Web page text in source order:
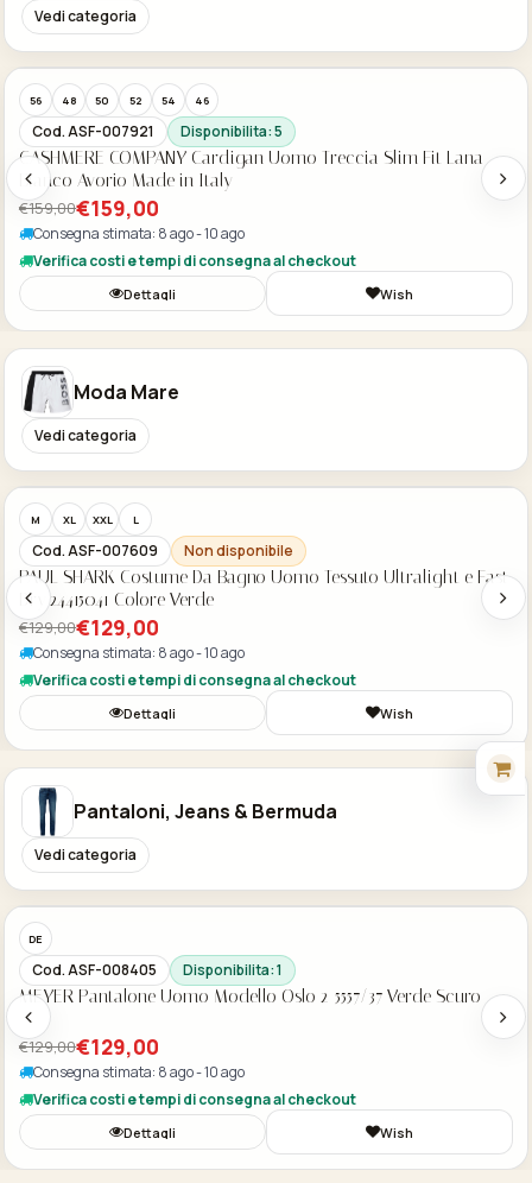
Vedi categoria
56 48 50 52 54 46
Cod. ASF-007921 Disponibilita: 5
CASHMERE COMPANY Cardigan Uomo Treccia Slim Fit Lana
Bianco Avorio Made in Italy
€159,00€159,00
Consegna stimata: 8 ago - 10 ago
Verifica costi e tempi di consegna al checkout
Dettagli Wish
Moda Mare
Vedi categoria
M XL XXL L
Cod. ASF-007609 Non disponibile
PAUL SHARK Costume Da Bagno Uomo Tessuto Ultralight e Fast
Dry 24415041 Colore Verde
€129,00€129,00
Consegna stimata: 8 ago - 10 ago
Verifica costi e tempi di consegna al checkout
Dettagli Wish
Pantaloni, Jeans & Bermuda
Vedi categoria
DE
Cod. ASF-008405 Disponibilita: 1
MEYER Pantalone Uomo Modello Oslo 2-5557/37 Verde Scuro
€129,00€129,00
Consegna stimata: 8 ago - 10 ago
Verifica costi e tempi di consegna al checkout
Dettagli Wish